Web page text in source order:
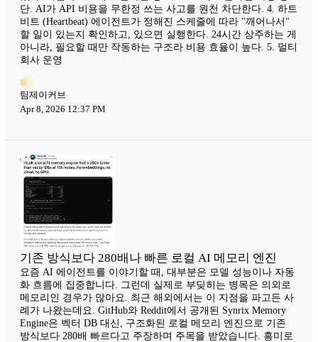
단. AI가 API 비용을 무한정 쓰는 사고를 원천 차단한다. 4. 하트
비트 (Heartbeat) 에이전트가 정해진 스케줄에 따라 "깨어나서"
할 일이 있는지 확인하고, 있으면 실행한다. 24시간 상주하는 게
아니라, 필요할 때만 작동하는 구조라 비용 효율이 높다. 5. 멀티
회사 운영
팀
팀제이커브
Apr 8, 2026 12:37 PM
기존 방식보다 280배나 빠른 로컬 AI 메모리 엔진
요즘 AI 에이전트를 이야기할 때, 대부분은 모델 성능이나 자동
화 흐름에 집중합니다. 그런데 실제로 부딪히는 병목은 의외로
메모리인 경우가 많아요. 최근 해외에서는 이 지점을 파고든 사
례가 나왔는데요. GitHub와 Reddit에서 공개된 Synrix Memory
Engine은 벡터 DB 대신, 구조화된 로컬 메모리 엔진으로 기존
방식보다 280배 빠르다고 주장하며 주목을 받았습니다. 흥미로